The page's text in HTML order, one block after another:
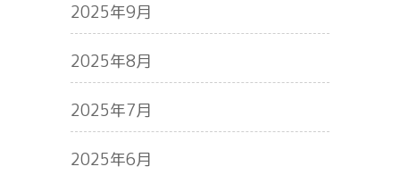
2025年9月
2025年8月
2025年7月
2025年6月